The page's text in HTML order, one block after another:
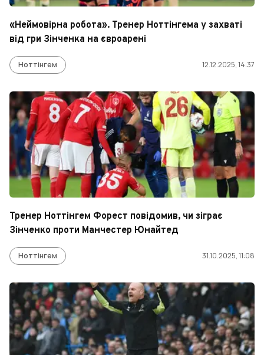
«Неймовірна робота». Тренер Ноттінгема у захваті
від гри Зінченка на євроарені
Ноттінгем 12.12.2025, 14:37
Тренер Ноттінгем Форест повідомив, чи зіграє
Зінченко проти Манчестер Юнайтед
Ноттінгем 31.10.2025, 11:08